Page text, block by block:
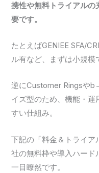
携性や無料トライアルの
要です。
たとえばGENIEE SFA/
ル有など、まずは小規模
逆にCustomer Ringsや
イズ型のため、機能・運
すい仕組み。
下記の「料金＆トライア
社の無料枠や導入ハード
一目瞭然です。